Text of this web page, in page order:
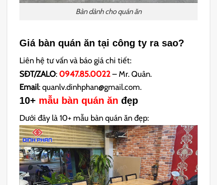
Bàn dành cho quán ăn
Giá bàn quán ăn tại công ty ra sao?
Liên hệ tư vấn và báo giá chi tiết:
SĐT/ZALO: 0947.85.0022 – Mr. Quân.
Email: quanlv.dinhphan@gmail.com.
10+ mẫu bàn quán ăn đẹp
Dưới đây là 10+ mẫu bàn quán ăn đẹp: